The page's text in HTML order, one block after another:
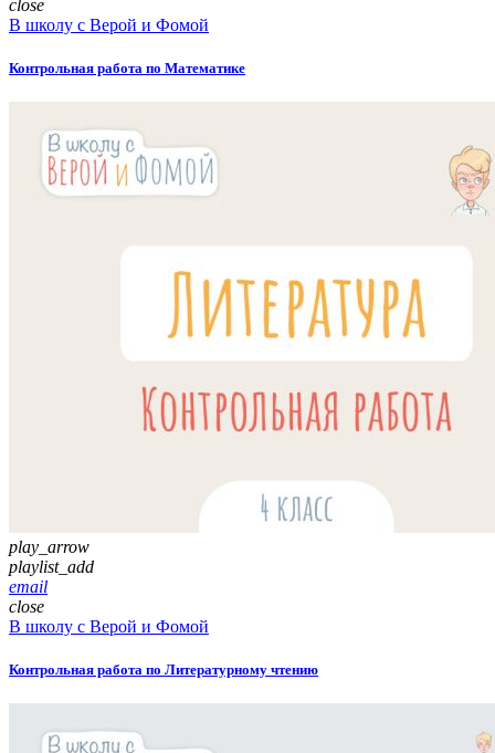
close
В школу с Верой и Фомой
Контрольная работа по Математике
play_arrow
playlist_add
email
close
В школу с Верой и Фомой
Контрольная работа по Литературному чтению